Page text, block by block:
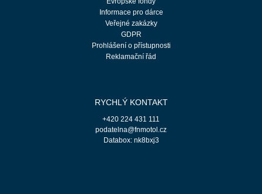
Informace pro dárce
Veřejné zakázky
GDPR
Prohlášení o přístupnosti
Reklamační řád
RYCHLÝ KONTAKT
+420 224 431 111
podatelna@fnmotol.cz
Databox: nk8bxj3